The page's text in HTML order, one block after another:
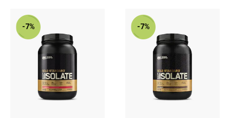
-7% -7%